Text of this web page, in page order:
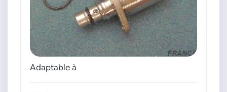
Adaptable à